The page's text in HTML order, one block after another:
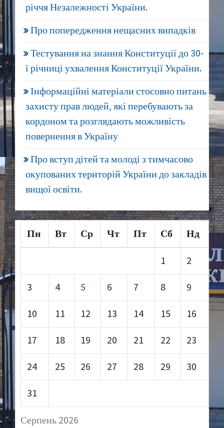
річчя Незалежності України.
Про попередження нещасних випадків
Тестування на знання Конституції до 30-
ї річниці ухвалення Конституції України.
Інформаційні матеріали стосовно питань
захисту прав людей, які перебувають за
кордоном та розглядають можливість
повернення в Україну
Про вступ дітей та молоді з тимчасово
окупованих територій України до закладів
вищої освіти.
Серпень 2026
Пн Вт Ср Чт Пт Сб Нд
1 2
3 4 5 6 7 8 9
10 11 12 13 14 15 16
17 18 19 20 21 22 23
24 25 26 27 28 29 30
31